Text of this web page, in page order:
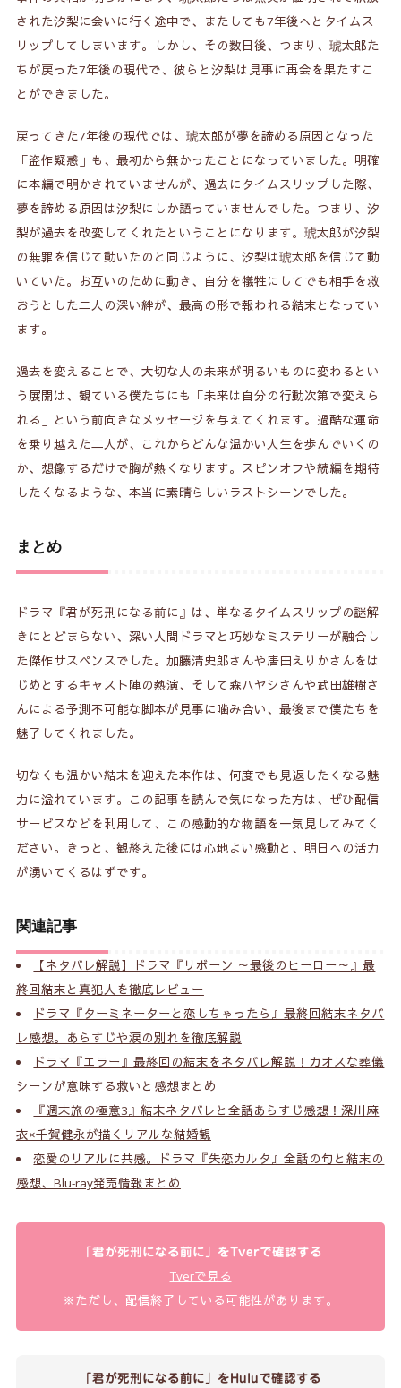
された汐梨に会いに行く途中で、またしても7年後へとタイムス
リップしてしまいます。しかし、その数日後、つまり、琥太郎た
ちが戻った7年後の現代で、彼らと汐梨は見事に再会を果たすこ
とができました。
戻ってきた7年後の現代では、琥太郎が夢を諦める原因となった
「盗作疑惑」も、最初から無かったことになっていました。明確
に本編で明かされていませんが、過去にタイムスリップした際、
夢を諦める原因は汐梨にしか語っていませんでした。つまり、汐
梨が過去を改変してくれたということになります。琥太郎が汐梨
の無罪を信じて動いたのと同じように、汐梨は琥太郎を信じて動
いていた。お互いのために動き、自分を犠牲にしてでも相手を救
おうとした二人の深い絆が、最高の形で報われる結末となってい
ます。
過去を変えることで、大切な人の未来が明るいものに変わるとい
う展開は、観ている僕たちにも「未来は自分の行動次第で変えら
れる」という前向きなメッセージを与えてくれます。過酷な運命
を乗り越えた二人が、これからどんな温かい人生を歩んでいくの
か、想像するだけで胸が熱くなります。スピンオフや続編を期待
したくなるような、本当に素晴らしいラストシーンでした。
まとめ
ドラマ『君が死刑になる前に』は、単なるタイムスリップの謎解
きにとどまらない、深い人間ドラマと巧妙なミステリーが融合し
た傑作サスペンスでした。加藤清史郎さんや唐田えりかさんをは
じめとするキャスト陣の熱演、そして森ハヤシさんや武田雄樹さ
んによる予測不可能な脚本が見事に噛み合い、最後まで僕たちを
魅了してくれました。
切なくも温かい結末を迎えた本作は、何度でも見返したくなる魅
力に溢れています。この記事を読んで気になった方は、ぜひ配信
サービスなどを利用して、この感動的な物語を一気見してみてく
ださい。きっと、観終えた後には心地よい感動と、明日への活力
が湧いてくるはずです。
関連記事
【ネタバレ解説】ドラマ『リボーン ～最後のヒーロー～』最
終回結末と真犯人を徹底レビュー
ドラマ『ターミネーターと恋しちゃったら』最終回結末ネタバ
レ感想。あらすじや涙の別れを徹底解説
ドラマ『エラー』最終回の結末をネタバレ解説！カオスな葬儀
シーンが意味する救いと感想まとめ
『週末旅の極意3』結末ネタバレと全話あらすじ感想！深川麻
衣×千賀健永が描くリアルな結婚観
恋愛のリアルに共感。ドラマ『失恋カルタ』全話の句と結末の
感想、Blu-ray発売情報まとめ
「君が死刑になる前に」をTverで確認する
Tverで見る
※ただし、配信終了している可能性があります。
「君が死刑になる前に」をHuluで確認する